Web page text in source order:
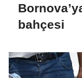
bahçesi